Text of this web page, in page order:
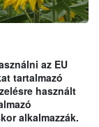
az EU
tartalmazó
használt
alkalmazzák.